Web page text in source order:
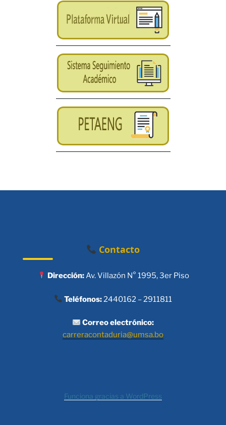
Contacto
Dirección:Av. Villazón N° 1995, 3er Piso
Teléfonos:2440162 – 2911811
Correo electrónico:
carreracontaduria@umsa.bo
Funciona gracias a WordPress